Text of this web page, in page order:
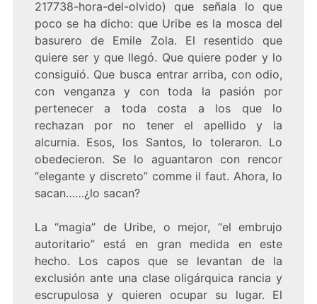
217738-hora-del-olvido) que señala lo que
poco se ha dicho: que Uribe es la mosca del
basurero de Emile Zola. El resentido que
quiere ser y que llegó. Que quiere poder y lo
consiguió. Que busca entrar arriba, con odio,
con venganza y con toda la pasión por
pertenecer a toda costa a los que lo
rechazan por no tener el apellido y la
alcurnia. Esos, los Santos, lo toleraron. Lo
obedecieron. Se lo aguantaron con rencor
“elegante y discreto” comme il faut. Ahora, lo
sacan……¿lo sacan?
La “magia” de Uribe, o mejor, “el embrujo
autoritario” está en gran medida en este
hecho. Los capos que se levantan de la
exclusión ante una clase oligárquica rancia y
escrupulosa y quieren ocupar su lugar. El